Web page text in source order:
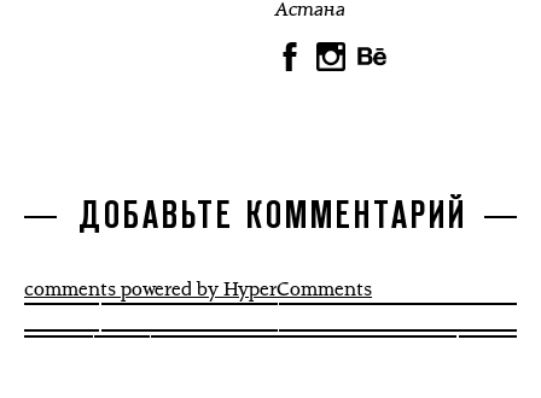
Астана
ДОБАВЬТЕ КОММЕНТАРИЙ
comments powered by HyperComments